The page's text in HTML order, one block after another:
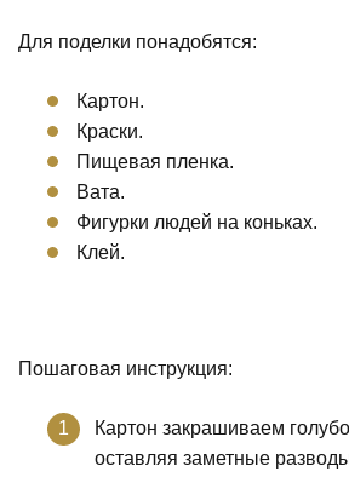
Для поделки понадобятся:
Картон.
Краски.
Пищевая пленка.
Вата.
Фигурки людей на коньках.
Клей.
Пошаговая инструкция:
Картон закрашиваем
оставляя заметные